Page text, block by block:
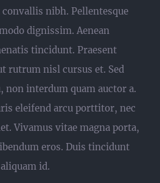
nibh. Pellentesque
dignissim. Aenean
tincidunt. Praesent
rutrum nisl cursus et. Sed
non interdum quam auctor a.
eleifend arcu porttitor, nec
Vivamus vitae magna porta,
eros. Duis tincidunt
id.